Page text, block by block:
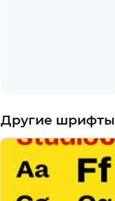
Другие шрифты